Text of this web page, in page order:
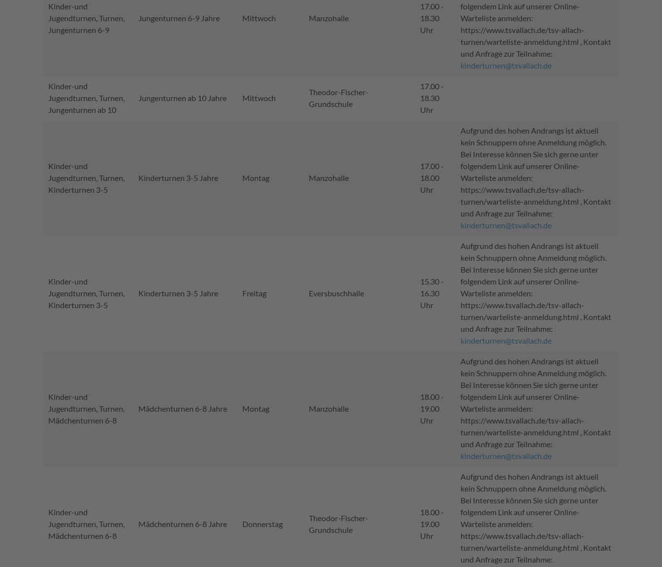
Kinder-und
Jugendturnen, Turnen,
Jungenturnen 6-9
Jungenturnen 6-9 Jahre Mittwoch Manzohalle
17.00 -
18.30
Uhr
folgendem Link auf unserer Online-
Warteliste anmelden:
https://www.tsvallach.de/tsv-allach-
turnen/warteliste-anmeldung.html , Kontakt
und Anfrage zur Teilnahme:
kinderturnen@tsvallach.de
Kinder-und
Jugendturnen, Turnen,
Jungenturnen ab 10
Jungenturnen ab 10 Jahre Mittwoch
Theodor-Fischer-
Grundschule
17.00 -
18.30
Uhr
Kinder-und
Jugendturnen, Turnen,
Kinderturnen 3-5
Kinderturnen 3-5 Jahre Montag Manzohalle
17.00 -
18.00
Uhr
Aufgrund des hohen Andrangs ist aktuell
kein Schnuppern ohne Anmeldung möglich.
Bei Interesse können Sie sich gerne unter
folgendem Link auf unserer Online-
Warteliste anmelden:
https://www.tsvallach.de/tsv-allach-
turnen/warteliste-anmeldung.html , Kontakt
und Anfrage zur Teilnahme:
kinderturnen@tsvallach.de
Kinder-und
Jugendturnen, Turnen,
Kinderturnen 3-5
Kinderturnen 3-5 Jahre Freitag Eversbuschhalle
15.30 -
16.30
Uhr
Aufgrund des hohen Andrangs ist aktuell
kein Schnuppern ohne Anmeldung möglich.
Bei Interesse können Sie sich gerne unter
folgendem Link auf unserer Online-
Warteliste anmelden:
https://www.tsvallach.de/tsv-allach-
turnen/warteliste-anmeldung.html , Kontakt
und Anfrage zur Teilnahme:
kinderturnen@tsvallach.de
Kinder-und
Jugendturnen, Turnen,
Mädchenturnen 6-8
Mädchenturnen 6-8 Jahre Montag Manzohalle
18.00 -
19.00
Uhr
Aufgrund des hohen Andrangs ist aktuell
kein Schnuppern ohne Anmeldung möglich.
Bei Interesse können Sie sich gerne unter
folgendem Link auf unserer Online-
Warteliste anmelden:
https://www.tsvallach.de/tsv-allach-
turnen/warteliste-anmeldung.html , Kontakt
und Anfrage zur Teilnahme:
kinderturnen@tsvallach.de
Kinder-und
Jugendturnen, Turnen,
Mädchenturnen 6-8
Mädchenturnen 6-8 Jahre Donnerstag
Theodor-Fischer-
Grundschule
18.00 -
19.00
Uhr
Aufgrund des hohen Andrangs ist aktuell
kein Schnuppern ohne Anmeldung möglich.
Bei Interesse können Sie sich gerne unter
folgendem Link auf unserer Online-
Warteliste anmelden:
https://www.tsvallach.de/tsv-allach-
turnen/warteliste-anmeldung.html , Kontakt
und Anfrage zur Teilnahme: